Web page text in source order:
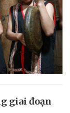
giai đoạn